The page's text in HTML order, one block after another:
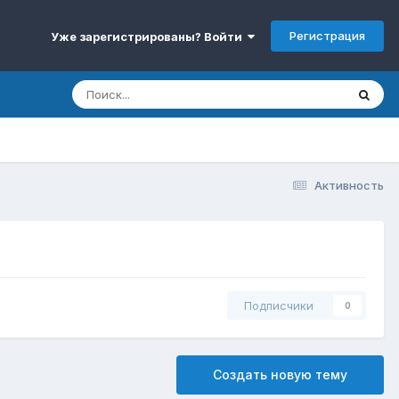
Уже зарегистрированы? Войти Регистрация
Активность
Подписчики 0
Создать новую тему